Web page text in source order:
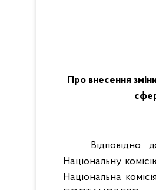
Про внесення
Відповідно
Національну
Національна